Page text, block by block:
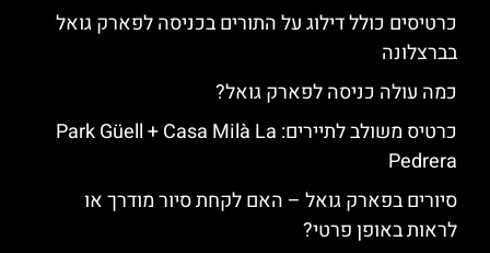
כרטיסים כולל דילוג על התורים בכניסה לפארק גואל
בברצלונה
כמה עולה כניסה לפארק גואל?
כרטיס משולב לתיירים: Park Güell + Casa Milà La
Pedrera
סיורים בפארק גואל – האם לקחת סיור מודרך או
לראות באופן פרטי?